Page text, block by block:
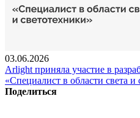
03.06.2026
Arlight приняла участие в
«Специалист в области света и
Поделиться